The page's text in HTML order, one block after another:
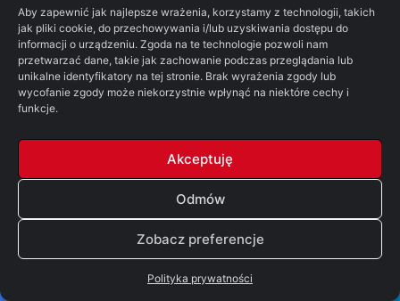
Aby zapewnić jak najlepsze wrażenia, korzystamy z technologii, takich
jak pliki cookie, do przechowywania i/lub uzyskiwania dostępu do
informacji o urządzeniu. Zgoda na te technologie pozwoli nam
przetwarzać dane, takie jak zachowanie podczas przeglądania lub
unikalne identyfikatory na tej stronie. Brak wyrażenia zgody lub
wycofanie zgody może niekorzystnie wpłynąć na niektóre cechy i
funkcje.
Akceptuję
Odmów
Zobacz preferencje
Polityka prywatności
Filmy